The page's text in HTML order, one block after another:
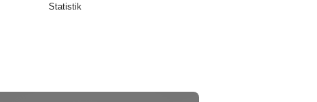
Statistik